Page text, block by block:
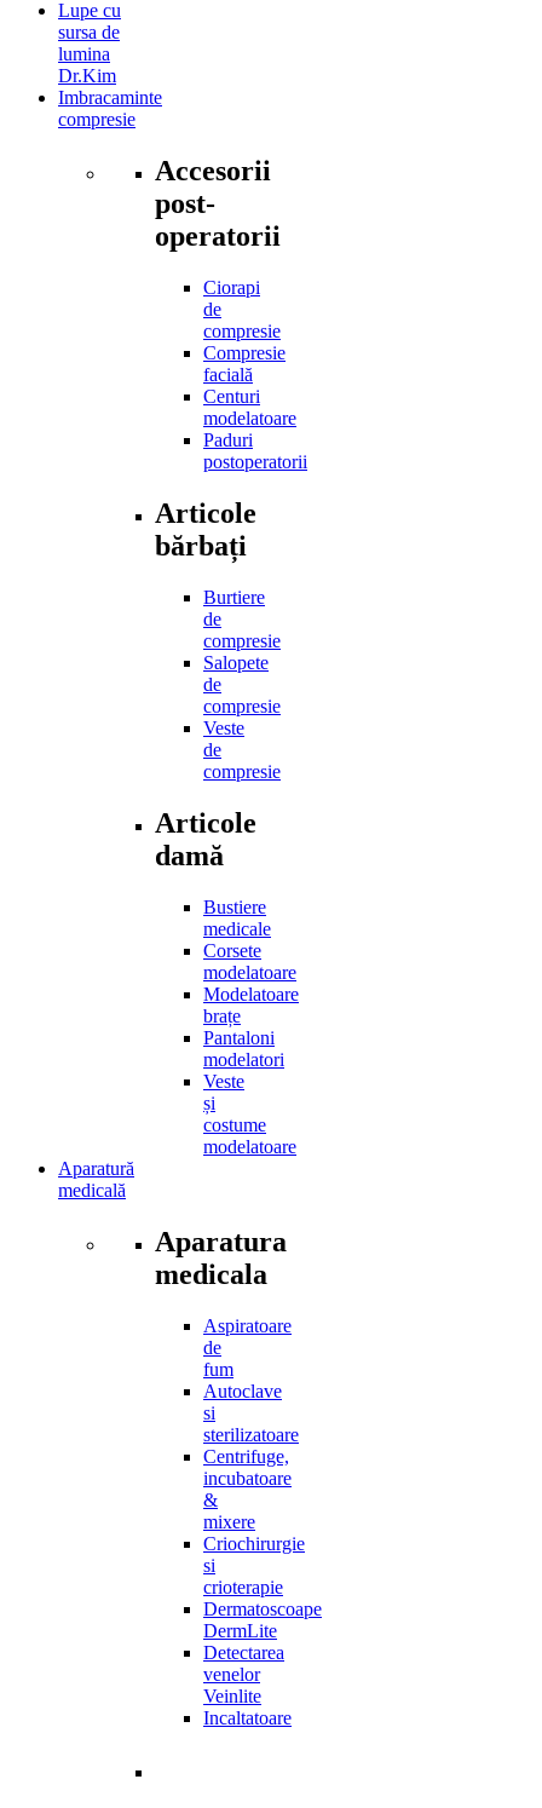
Lupe cu
sursa de
lumina
Dr.Kim
Imbracaminte
compresie
Accesorii
post-
operatorii
Ciorapi
de
compresie
Compresie
facială
Centuri
modelatoare
Paduri
postoperatorii
Articole
bărbați
Burtiere
de
compresie
Salopete
de
compresie
Veste
de
compresie
Articole
damă
Bustiere
medicale
Corsete
modelatoare
Modelatoare
brațe
Pantaloni
modelatori
Veste
și
costume
modelatoare
Aparatură
medicală
Aparatura
medicala
Aspiratoare
de
fum
Autoclave
si
sterilizatoare
Centrifuge,
incubatoare
&
mixere
Criochirurgie
si
crioterapie
Dermatoscoape
DermLite
Detectarea
venelor
Veinlite
Incaltatoare